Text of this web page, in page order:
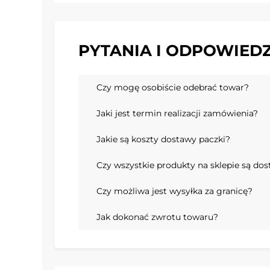
PYTANIA I
Czy mogę osobiście odebrać towar?
Jaki jest termin realizacji zamówienia?
Jakie są koszty dostawy paczki?
Czy wszystkie produkty na sklepie są
Czy możliwa jest wysyłka za granicę?
Jak dokonać zwrotu towaru?